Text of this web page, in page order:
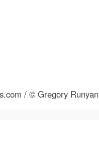
/ © Gregory Runyan